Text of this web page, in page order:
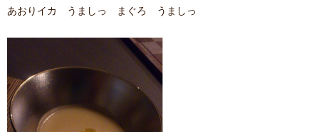
あおりイカ うましっ まぐろ うましっ